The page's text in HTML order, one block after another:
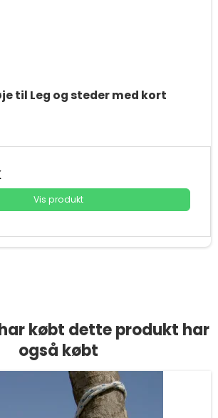
til Leg og steder med kort
Vis produkt
købt dette produkt har
også købt